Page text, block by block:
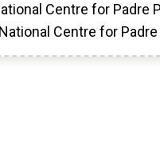
Centre for Padre
Centre for Padre